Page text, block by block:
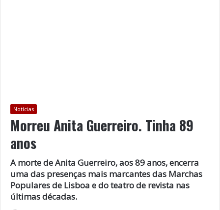
Notícias
Morreu Anita Guerreiro. Tinha 89
anos
A morte de Anita Guerreiro, aos 89 anos, encerra
uma das presenças mais marcantes das Marchas
Populares de Lisboa e do teatro de revista nas
últimas décadas.